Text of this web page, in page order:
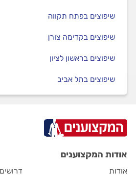
שיפוצים בפתח תקווה
שיפוצים בקדימה צורן
שיפוצים בראשון לציון
שיפוצים בתל אביב
אודות המקצוענים
אודות
דרושים